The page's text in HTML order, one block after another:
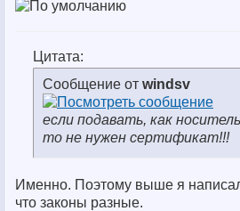
Цитата:
Сообщение от windsv
если подавать, как
то не нужен сертификат!!!
Именно. Поэтому выше я
что законы разные.